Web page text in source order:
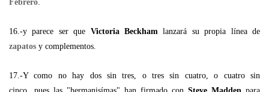
Febrero
16.-y parece ser que Victoria Beckham lanzará su propia línea de
zapatos y complementos.
17.-Y como no hay dos sin tres, o tres sin cuatro, o cuatro sin